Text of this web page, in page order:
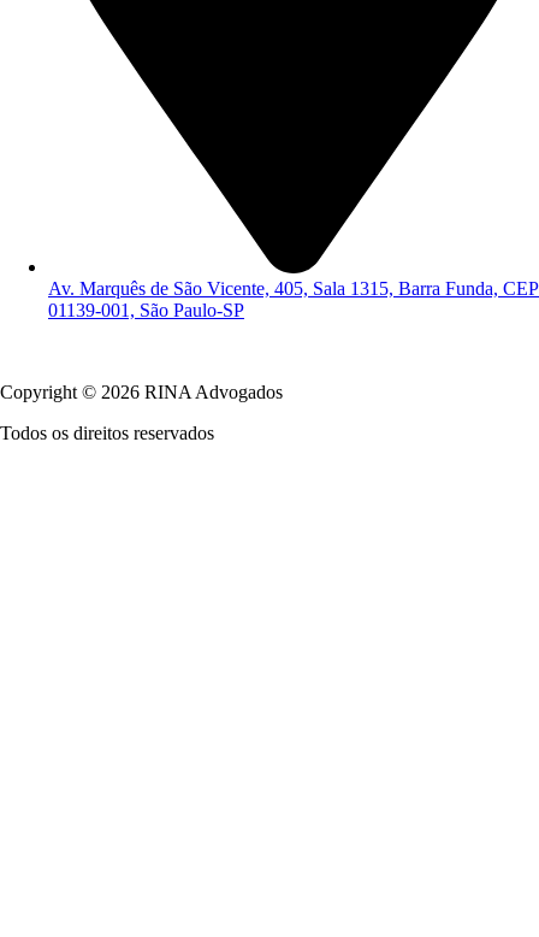
Av. Marquês de São Vicente, 405, Sala 1315, Barra Funda, CEP
01139-001, São Paulo-SP
Copyright © 2026 RINA Advogados
Todos os direitos reservados